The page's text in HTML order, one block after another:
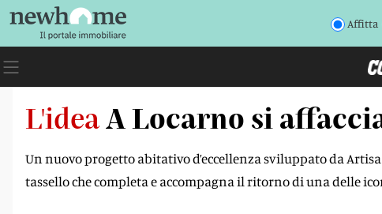
Affitta
L'idea A Locarno si
Un nuovo progetto abitativo d’eccellenza sviluppato da
tassello che completa e accompagna il ritorno di una delle